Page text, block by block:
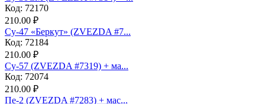
Код: 72170
210.00 ₽
Су-47 «Беркут» (ZVEZDA #7...
Код: 72184
210.00 ₽
Су-57 (ZVEZDA #7319) + ма...
Код: 72074
210.00 ₽
Пе-2 (ZVEZDA #7283) + мас...